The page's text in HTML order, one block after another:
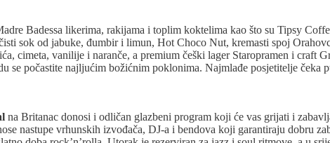
Badessa likerima, rakijama i toplim koktelima kao što su Tipsy
sok od jabuke, đumbir i limun, Hot Choco Nut, kremasti spoj
cimeta, vanilije i naranče, a premium češki lager Staropramen i craft
se počastite najljućim božićnim poklonima. Najmlađe posjetitelje
na Britanac donosi i odličan glazbeni program koji će vas grijati i
nastupe vrhunskih izvođača, DJ-a i bendova koji garantiraju dobru